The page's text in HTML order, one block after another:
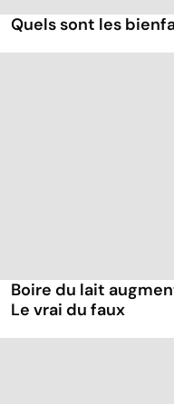
Quels sont les
Boire du lait
Le vrai du faux